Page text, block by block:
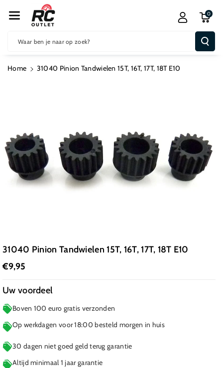
R De Conten
T
Waar ben je naar op zoek?
0
Home 31040 Pinion Tandwielen 15T, 16T, 17T, 18T E10
31040 Pinion Tandwielen 15T, 16T, 17T, 18T E10
€9,95
Uw voordeel
Boven 100 euro gratis verzonden
Op werkdagen voor 18:00 besteld morgen in huis
30 dagen niet goed geld terug garantie
Altijd minimaal 1 jaar garantie